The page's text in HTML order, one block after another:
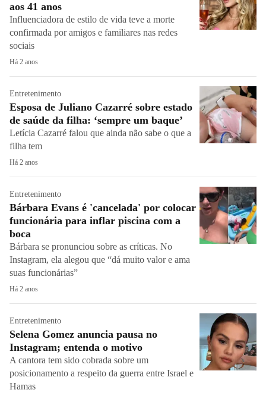
aos 41 anos
Influenciadora de estilo de vida teve a morte
confirmada por amigos e familiares nas redes
sociais
Há 2 anos
Entretenimento
Esposa de Juliano Cazarré sobre estado
de saúde da filha: ‘sempre um baque’
Letícia Cazarré falou que ainda não sabe o que a
filha tem
Há 2 anos
Entretenimento
Bárbara Evans é 'cancelada' por colocar
funcionária para inflar piscina com a
boca
Bárbara se pronunciou sobre as críticas. No
Instagram, ela alegou que “dá muito valor e ama
suas funcionárias”
Há 2 anos
Entretenimento
Selena Gomez anuncia pausa no
Instagram; entenda o motivo
A cantora tem sido cobrada sobre um
posicionamento a respeito da guerra entre Israel e
Hamas